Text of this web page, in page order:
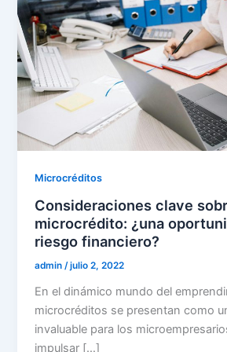
Microcréditos
Consideraciones clave
microcrédito: ¿una
riesgo financiero?
admin/julio 2, 2022
En el dinámico mundo del
microcréditos se presentan como
invaluable para los
impulsar […]